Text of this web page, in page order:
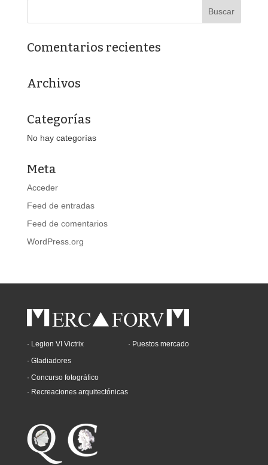
Comentarios recientes
Archivos
Categorías
No hay categorías
Meta
Acceder
Feed de entradas
Feed de comentarios
WordPress.org
· Legion VI Victrix
· Puestos mercado
· Gladiadores
· Concurso fotográfico
· Recreaciones arquitectónicas